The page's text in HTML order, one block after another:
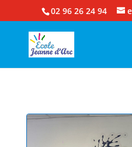
02 96 26 24 94